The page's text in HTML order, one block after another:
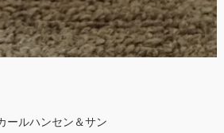
カールハンセン＆サン